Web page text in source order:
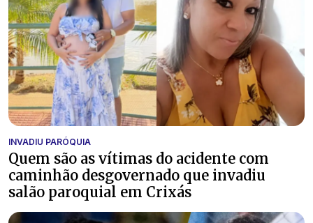
INVADIU PARÓQUIA
Quem são as vítimas do acidente com
caminhão desgovernado que invadiu
salão paroquial em Crixás